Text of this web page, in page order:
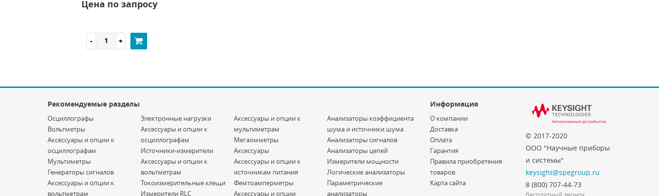
Цена по запросу
Рекомендуемые разделы Информация
© 2017-2020
ООО "Научные приборы
и системы"
keysight@spegroup.ru
8 (800) 707-44-73
Осциллографы
Вольтметры
Аксессуары и опции к
осциллографам
Мультиметры
Генераторы сигналов
Аксессуары и опции к
вольтметрам
Электронные нагрузки
Аксессуары и опции к
осциллографам
Источники-измерители
Аксессуары и опции к
вольтметрам
Токоизмерительные клещи
Измерители RLC
Аксессуары и опции к
мультиметрам
Мегаомметры
Аксессуары
Аксессуары и опции к
источникам питания
Фемтоамперметры
Аксессуары и опции
Анализаторы коэффициента
шума и источники шума
Анализаторы сигналов
Анализаторы цепей
Измерители мощности
Логические анализаторы
Параметрические
анализаторы
О компании
Доставка
Оплата
Гарантия
Правила приобретения
товаров
Карта сайта